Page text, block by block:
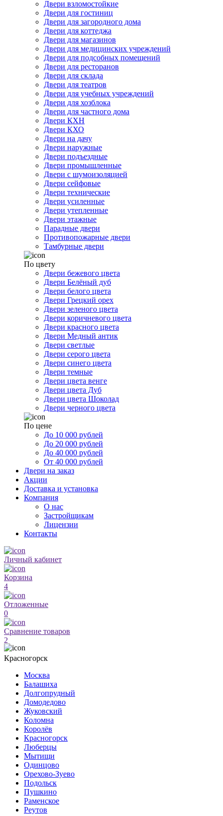
Двери взломостойкие
Двери для гостиниц
Двери для загородного дома
Двери для коттеджа
Двери для магазинов
Двери для медицинских учреждений
Двери для подсобных помещений
Двери для ресторанов
Двери для склада
Двери для театров
Двери для учебных учреждений
Двери для хозблока
Двери для частного дома
Двери КХН
Двери КХО
Двери на дачу
Двери наружные
Двери подъездные
Двери промышленные
Двери с шумоизоляцией
Двери сейфовые
Двери технические
Двери усиленные
Двери утепленные
Двери этажные
Парадные двери
Противопожарные двери
Тамбурные двери
По цвету
Двери бежевого цвета
Двери Белёный дуб
Двери белого цвета
Двери Грецкий орех
Двери зеленого цвета
Двери коричневого цвета
Двери красного цвета
Двери Медный антик
Двери светлые
Двери серого цвета
Двери синего цвета
Двери темные
Двери цвета венге
Двери цвета Дуб
Двери цвета Шоколад
Двери черного цвета
По цене
До 10 000 рублей
До 20 000 рублей
До 40 000 рублей
От 40 000 рублей
Двери на заказ
Акции
Доставка и установка
Компания
О нас
Застройщикам
Лицензии
Контакты
Личный кабинет
Корзина
4
Отложенные
0
Сравнение товаров
2
Красногорск
Москва
Балашиха
Долгопрудный
Домодедово
Жуковский
Коломна
Королёв
Красногорск
Люберцы
Мытищи
Одинцово
Орехово-Зуево
Подольск
Пушкино
Раменское
Реутов